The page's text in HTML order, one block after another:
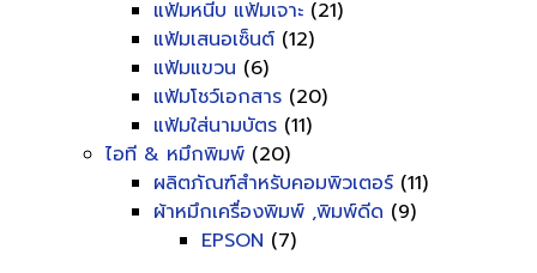
แฟ้มหนีบ แฟ้มเจาะ (21)
แฟ้มเสนอเซ็นต์ (12)
แฟ้มแขวน (6)
แฟ้มโชว์เอกสาร (20)
แฟ้มใส่นามบัตร (11)
ไอที & หมึกพิมพ์ (20)
ผลิตภัณฑ์สำหรับคอมพิวเตอร์ (11)
ผ้าหมึกเครื่องพิมพ์ ,พิมพ์ดีด (9)
EPSON (7)